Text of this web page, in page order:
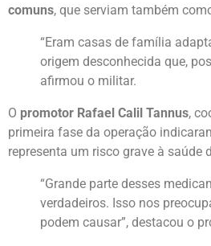
comuns, que serviam também
“Eram casas de família
origem desconhecida que,
afirmou o militar.
O promotor Rafael Calil Tannus,
primeira fase da operação
representa um risco grave à saúde
“Grande parte desses
verdadeiros. Isso nos
podem causar”, destacou o